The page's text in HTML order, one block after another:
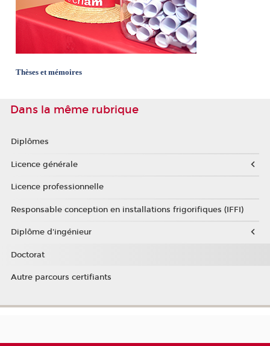
Thèses et mémoires
Dans la même rubrique
Diplômes
Licence générale
Licence professionnelle
Responsable conception en installations frigorifiques (IFFI)
Diplôme d'ingénieur
Doctorat
Autre parcours certifiants